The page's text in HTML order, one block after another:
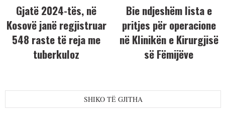
Gjatë 2024-tës, në
Kosovë janë regjistruar
548 raste të reja me
tuberkuloz
Bie ndjeshëm lista e
pritjes për operacione
në Klinikën e Kirurgjisë
së Fëmijëve
SHIKO TË GJITHA